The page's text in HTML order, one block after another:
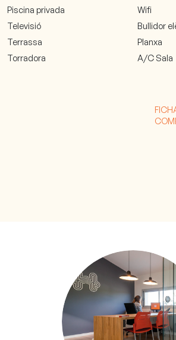
Piscina privada
Televisió
Terrassa
Torradora
Wifi
Bullidor
Planxa
A/C Sala